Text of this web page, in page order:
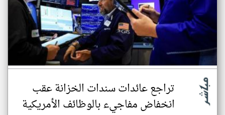
تراجع عائدات سندات الخزانة عقب
انخفاض مفاجيء بالوظائف الأمريكية